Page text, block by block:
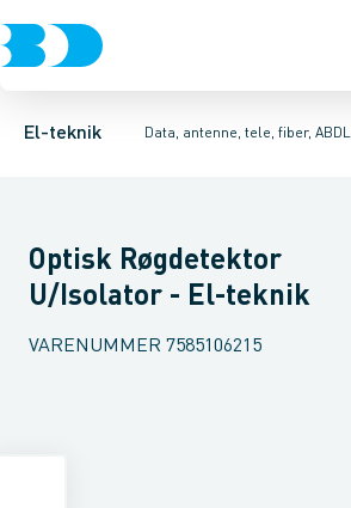
El-teknik Data, antenne, tele, fiber,
Afbrydere, stikkontakter & lampeudtag
Antenne og satellitsystemer
Alarmcentral Kamera for TV-
Optisk Røgdetektor
U/Isolator - El-teknik
VARENUMMER 7585106215